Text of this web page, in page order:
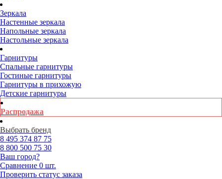
Зеркала
Настенные зеркала
Напольные зеркала
Настольные зеркала
Гарнитуры
Спальные гарнитуры
Гостиные гарнитуры
Гарнитуры в прихожую
Детские гарнитуры
Распродажа
Выбрать бренд
8 495 374 87 75
8 800 500 75 30
Ваш город?
Сравнение 0 шт.
Проверить статус заказа